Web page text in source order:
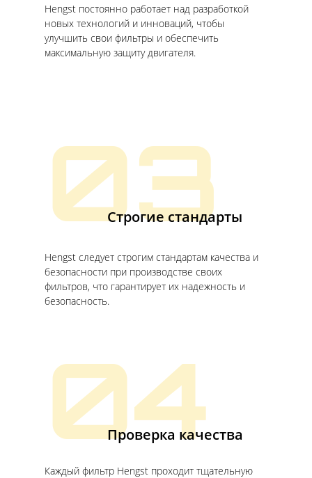
Hengst постоянно работает над разработкой
новых технологий и инноваций, чтобы
улучшить свои фильтры и обеспечить
максимальную защиту двигателя.
03
Строгие стандарты
Hengst следует строгим стандартам качества и
безопасности при производстве своих
фильтров, что гарантирует их надежность и
безопасность.
04
Проверка качества
Каждый фильтр Hengst проходит тщательную